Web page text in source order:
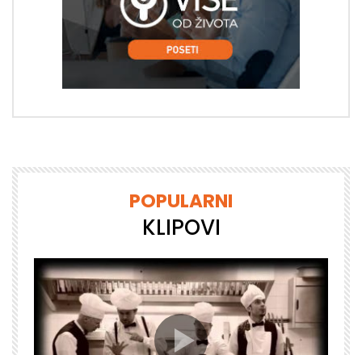
POPULARNI
KLIPOVI